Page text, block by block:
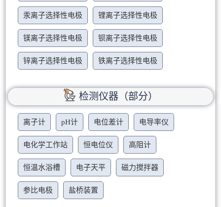
汞离子选择性电极 锂离子选择性电极
镁离子选择性电极 钡离子选择性电极
锌离子选择性电极 铁离子选择性电极
检测仪器（部分）
离子计 pH计 电位差计 电导率仪
电化学工作站 恒电位仪 高阻计
恒温水浴槽 电子天平 磁力搅拌器
参比电极 盐桥装置